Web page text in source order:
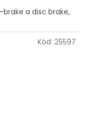
brake a disc brake,
Kód: 25597